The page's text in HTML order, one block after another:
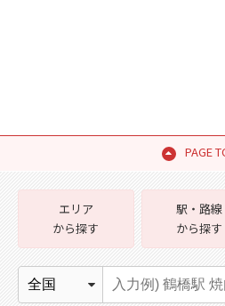
PAGE
エリア
から探す
駅・路線
から探す